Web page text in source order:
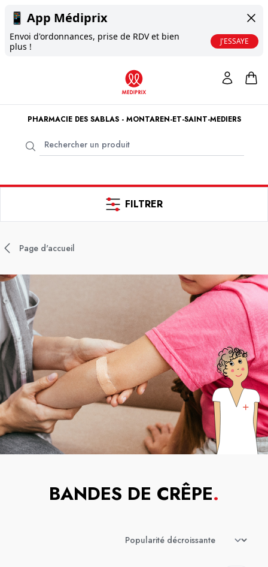
📱 App Médiprix
Envoi d'ordonnances, prise de RDV et bien
plus !
J'ESSAYE
PHARMACIE DES SABLAS - MONTAREN-ET-SAINT-MEDIERS
FILTRER
Page d'accueil
BANDES DE CRÊPE.